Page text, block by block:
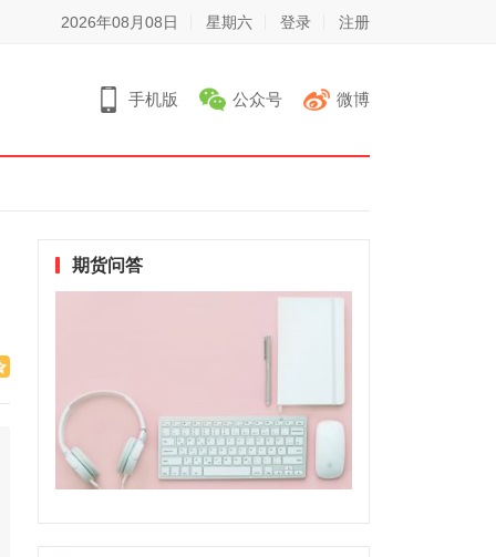
2026年08月08日 星期六 登录 注册
手机版 公众号 微博
期货问答